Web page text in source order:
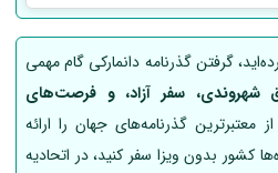
گرفتن گذرنامه دانمارکی گام مهمی
شهروندی، سفر آزاد، و فرصت‌های
معتبرترین گذرنامه‌های جهان را ارائه
کشور بدون ویزا سفر کنید، در اتحادیه